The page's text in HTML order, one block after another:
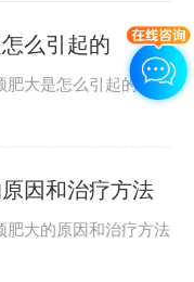
么引起的
肥大是怎么引起的 主
因和治疗方法
肥大的原因和治疗方法